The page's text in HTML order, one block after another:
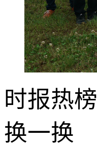
时报热榜
换一换